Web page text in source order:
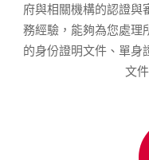
府與相關機構的認證與
務經驗，能夠為您處理
的身份證明文件、單身
文